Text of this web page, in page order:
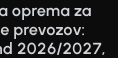
oprema za
prevozov:
2026/2027,